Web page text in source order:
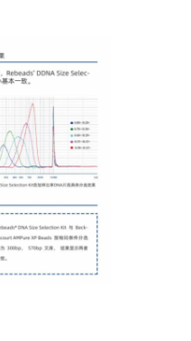
مهره‌های مغناطیسی
خالص‌سازی پروتئین با
گره های مغناطیسی
ابزار و مواد مصرفی